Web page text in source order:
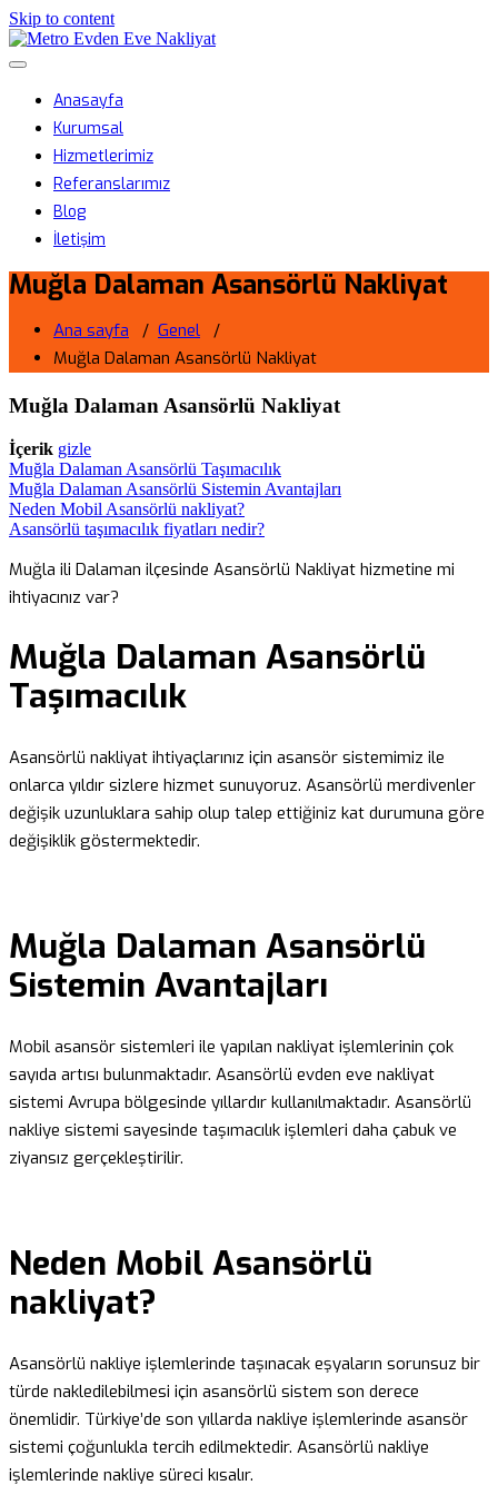
Skip to content
Metro Evden Eve Nakliyat
Anasayfa
Kurumsal
Hizmetlerimiz
Referanslarımız
Blog
İletişim
Muğla Dalaman Asansörlü Nakliyat
Ana sayfa / Genel /
Muğla Dalaman Asansörlü Nakliyat
Muğla Dalaman Asansörlü Nakliyat
İçerik gizle
Muğla Dalaman Asansörlü Taşımacılık
Muğla Dalaman Asansörlü Sistemin Avantajları
Neden Mobil Asansörlü nakliyat?
Asansörlü taşımacılık fiyatları nedir?
Muğla ili Dalaman ilçesinde Asansörlü Nakliyat hizmetine mi
ihtiyacınız var?
Muğla Dalaman Asansörlü
Taşımacılık
Asansörlü nakliyat ihtiyaçlarınız için asansör sistemimiz ile
onlarca yıldır sizlere hizmet sunuyoruz. Asansörlü merdivenler
değişik uzunluklara sahip olup talep ettiğiniz kat durumuna göre
değişiklik göstermektedir.
Muğla Dalaman Asansörlü
Sistemin Avantajları
Mobil asansör sistemleri ile yapılan nakliyat işlemlerinin çok
sayıda artısı bulunmaktadır. Asansörlü evden eve nakliyat
sistemi Avrupa bölgesinde yıllardır kullanılmaktadır. Asansörlü
nakliye sistemi sayesinde taşımacılık işlemleri daha çabuk ve
ziyansız gerçekleştirilir.
Neden Mobil Asansörlü
nakliyat?
Asansörlü nakliye işlemlerinde taşınacak eşyaların sorunsuz bir
türde nakledilebilmesi için asansörlü sistem son derece
önemlidir. Türkiye’de son yıllarda nakliye işlemlerinde asansör
sistemi çoğunlukla tercih edilmektedir. Asansörlü nakliye
işlemlerinde nakliye süreci kısalır.